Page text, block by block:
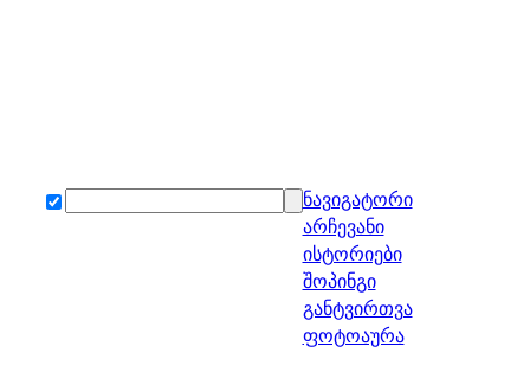
ნავიგატორი
არჩევანი
ისტორიები
შოპინგი
განტვირთვა
ფოტოაურა